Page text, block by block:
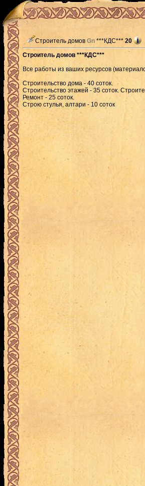
Строитель домов Gn ***КДС*** 20
Строитель домов ***КДС***
Все работы из ваших ресурсов
Строительство дома - 40 соток.
Строительство этажей - 35 соток.
Ремонт - 25 соток.
Строю стулья, алтари - 10 соток